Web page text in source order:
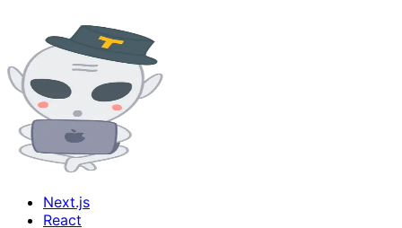
Next.js
React